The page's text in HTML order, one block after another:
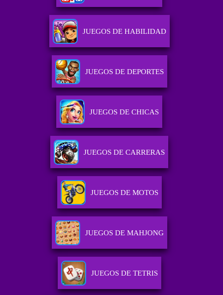
JUEGOS DE HABILIDAD
JUEGOS DE DEPORTES
JUEGOS DE CHICAS
JUEGOS DE CARRERAS
JUEGOS DE MOTOS
JUEGOS DE MAHJONG
JUEGOS DE TETRIS